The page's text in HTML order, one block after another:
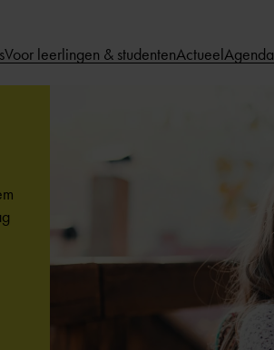
Voor leerlingen & studentenActueelAgenda